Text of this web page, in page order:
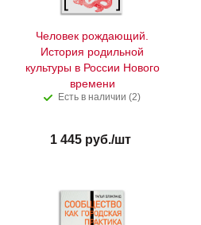
Человек рождающий.
История родильной
культуры в России Нового
времени
Есть в наличии (2)
1 445 руб./шт